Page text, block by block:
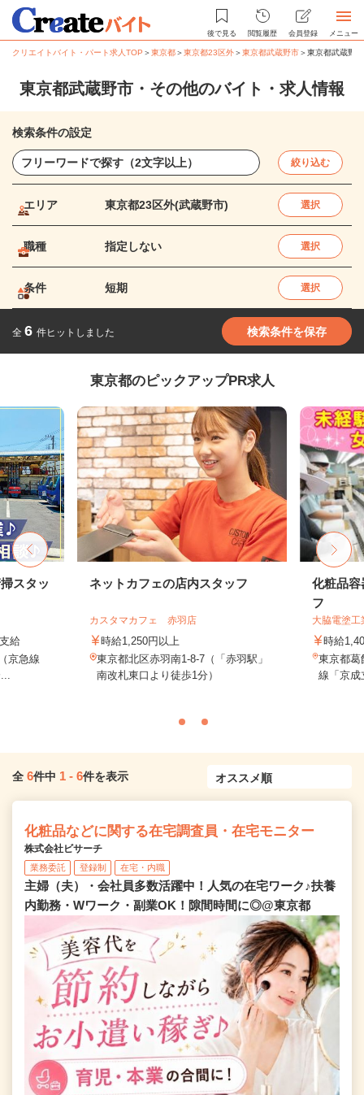
後で見る 閲覧履歴 会員登録 メニュー
クリエイトバイト・パート求人TOP ＞東京都＞東京都23区外＞東京都武蔵野市＞東京都武蔵野
東京都武蔵野市・その他のバイト・求人情報
検索条件の設定
絞り込む
エリア 東京都23区外(武蔵野市) 選択
職種 指定しない 選択
条件 短期 選択
全 6 件ヒットしました 検索条件を保存
東京都のピックアップPR求人
スタッ
給
京急線
ネットカフェの店内スタッフ
カスタマカフェ 赤羽店
時給1,250円以上
東京都北区赤羽南1-8-7（「赤羽駅」
南改札東口より徒歩1分）
化粧品容
フ
大脇電塗工
時給
東京都葛
線「京成
全 6件中 1 - 6件を表示
化粧品などに関する在宅調査員・在宅モニター
株式会社ビサーチ
業務委託 登録制 在宅・内職
主婦（夫）・会社員多数活躍中！人気の在宅ワーク♪扶養
内勤務・Wワーク・副業OK！隙間時間に◎@東京都